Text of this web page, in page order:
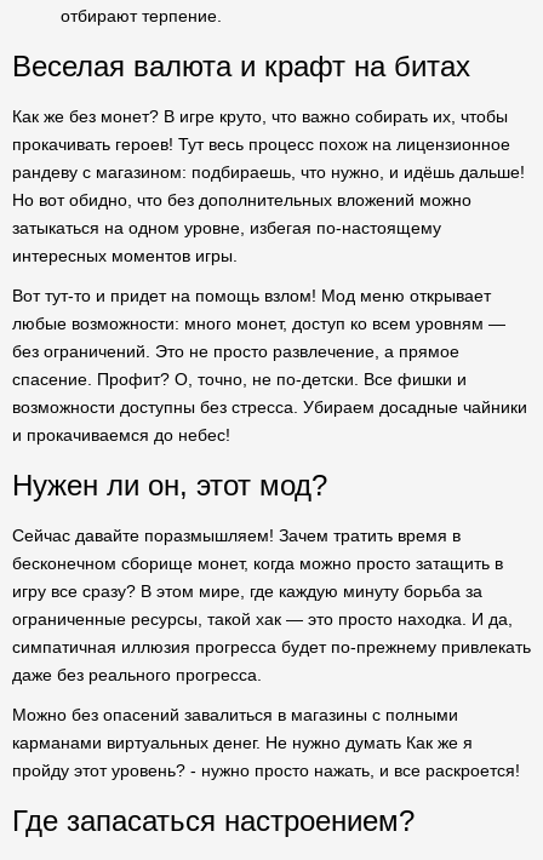
отбирают терпение.
Веселая валюта и крафт на битах
Как же без монет? В игре круто, что важно собирать их, чтобы
прокачивать героев! Тут весь процесс похож на лицензионное
рандеву с магазином: подбираешь, что нужно, и идёшь дальше!
Но вот обидно, что без дополнительных вложений можно
затыкаться на одном уровне, избегая по-настоящему
интересных моментов игры.
Вот тут-то и придет на помощь взлом! Мод меню открывает
любые возможности: много монет, доступ ко всем уровням —
без ограничений. Это не просто развлечение, а прямое
спасение. Профит? О, точно, не по-детски. Все фишки и
возможности доступны без стресса. Убираем досадные чайники
и прокачиваемся до небес!
Нужен ли он, этот мод?
Сейчас давайте поразмышляем! Зачем тратить время в
бесконечном сборище монет, когда можно просто затащить в
игру все сразу? В этом мире, где каждую минуту борьба за
ограниченные ресурсы, такой хак — это просто находка. И да,
симпатичная иллюзия прогресса будет по-прежнему привлекать
даже без реального прогресса.
Можно без опасений завалиться в магазины с полными
карманами виртуальных денег. Не нужно думать Как же я
пройду этот уровень? - нужно просто нажать, и все раскроется!
Где запасаться настроением?